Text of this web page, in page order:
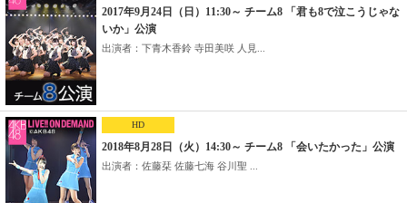
2017年9月24日（日）11:30～ チーム8 「君も8で泣こうじゃな
いか」公演
出演者：下青木香鈴 寺田美咲 人見...
HD
2018年8月28日（火）14:30～ チーム8 「会いたかった」公演
出演者：佐藤栞 佐藤七海 谷川聖 ...